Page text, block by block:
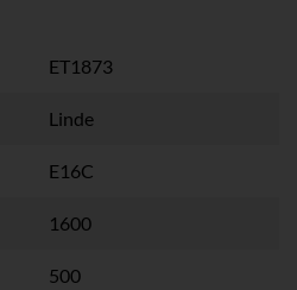
ET1873
Linde
E16C
1600
500